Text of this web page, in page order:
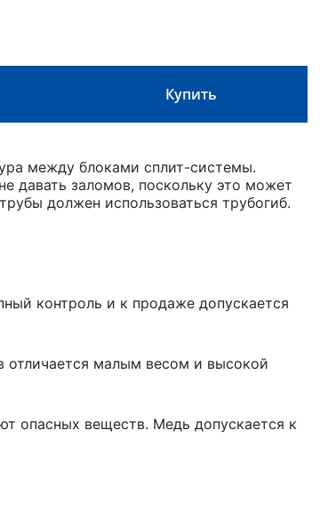
Купить
между блоками сплит-системы.
давать заломов, поскольку это может
должен использоваться трубогиб.
контроль и к продаже допускается
отличается малым весом и высокой
опасных веществ. Медь допускается к